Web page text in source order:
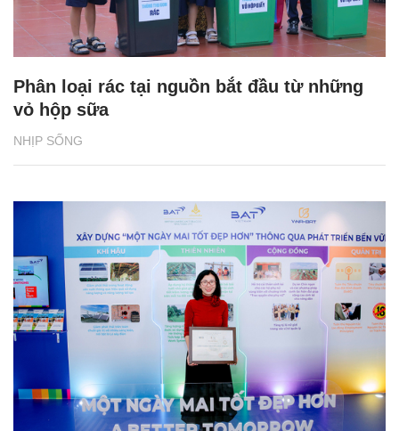
NHỊP SỐNG
Phân loại rác tại nguồn bắt đầu từ những
vỏ hộp sữa